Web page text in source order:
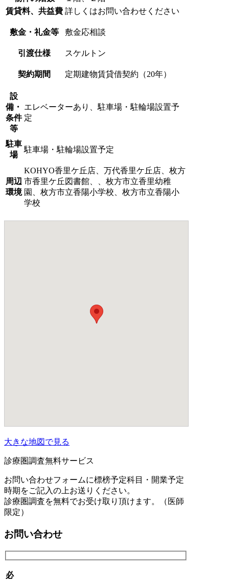
賃貸料、共益費 詳しくはお問い合わせください
敷金・礼金等 敷金応相談
引渡仕様 スケルトン
契約期間 定期建物賃貸借契約（20年）
設
備・
条件
等
エレベーターあり、駐車場・駐輪場設置予
定
駐車
場
駐車場・駐輪場設置予定
周辺
環境
KOHYO香里ケ丘店、万代香里ケ丘店、枚方
市香里ケ丘図書館、、枚方市立香里幼稚
園、枚方市立香陽小学校、枚方市立香陽小
学校
大きな地図で見る
診療圏調査無料サービス
お問い合わせフォームに標榜予定科目・開業予定
時期をご記入の上お送りください。
診療圏調査を無料でお受け取り頂けます。（医師
限定）
お問い合わせ
必